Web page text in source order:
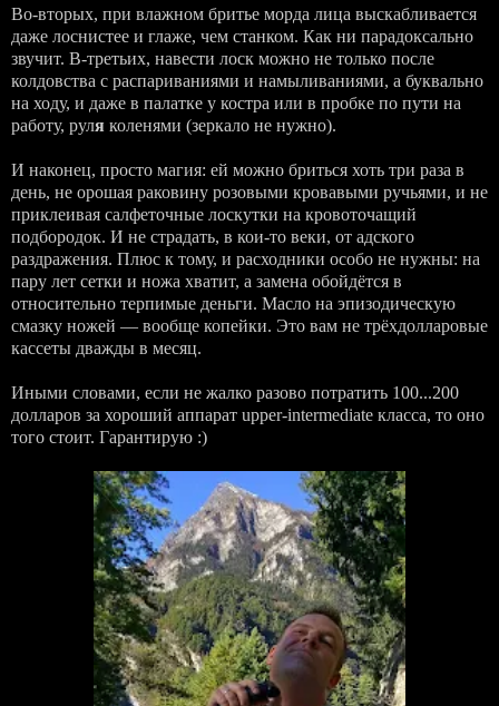
Во-вторых, при влажном бритье морда лица выскабливается
даже лоснистее и глаже, чем станком. Как ни парадоксально
звучит. В-третьих, навести лоск можно не только после
колдовства с распариваниями и намыливаниями, а буквально
на ходу, и даже в палатке у костра или в пробке по пути на
работу, руля коленями (зеркало не нужно).
И наконец, просто магия: ей можно бриться хоть три раза в
день, не орошая раковину розовыми кровавыми ручьями, и не
приклеивая салфеточные лоскутки на кровоточащий
подбородок. И не страдать, в кои-то веки, от адского
раздражения. Плюс к тому, и расходники особо не нужны: на
пару лет сетки и ножа хватит, а замена обойдётся в
относительно терпимые деньги. Масло на эпизодическую
смазку ножей — вообще копейки. Это вам не трёхдолларовые
кассеты дважды в месяц.
Иными словами, если не жалко разово потратить 100...200
долларов за хороший аппарат upper-intermediate класса, то оно
того стоит. Гарантирую :)